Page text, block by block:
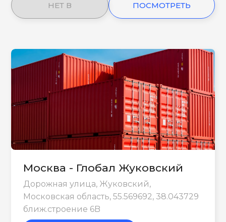
НЕТ В ПОСМОТРЕТЬ
Москва - Глобал Жуковский
Дорожная улица, Жуковский,
Московская область, 55.569692, 38.043729
ближ.строение 6B